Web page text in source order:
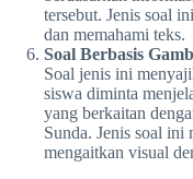
tersebut. Jenis soal
dan memahami teks.
Soal Berbasis
Soal jenis ini
siswa diminta
yang berkaitan
Sunda. Jenis soal ini
mengaitkan visual